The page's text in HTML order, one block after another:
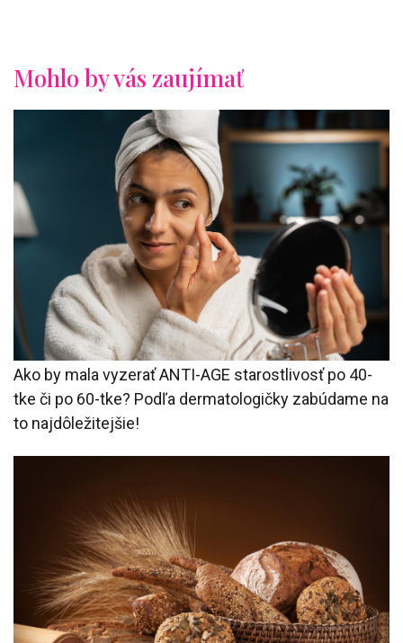
Mohlo by vás zaujímať
Ako by mala vyzerať ANTI-AGE starostlivosť po 40-
tke či po 60-tke? Podľa dermatologičky zabúdame na
to najdôležitejšie!